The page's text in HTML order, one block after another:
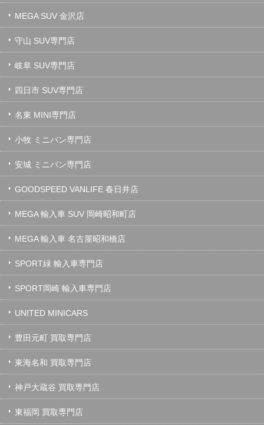
MEGA SUV 金沢店
守山 SUV専門店
岐阜 SUV専門店
四日市 SUV専門店
名東 MINI専門店
小牧 ミニバン専門店
安城 ミニバン専門店
GOODSPEED VANLIFE 春日井店
MEGA 輸入車 SUV 岡崎昭和町店
MEGA 輸入車 名古屋昭和橋店
SPORT緑 輸入車専門店
SPORT岡崎 輸入車専門店
UNITED MINICARS
豊田元町 買取専門店
東海名和 買取専門店
神戸大蔵谷 買取専門店
東福岡 買取専門店